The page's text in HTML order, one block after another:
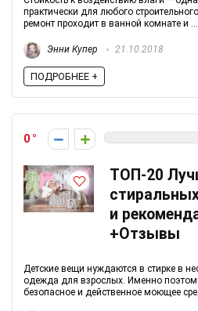
практически для любого
ремонт проходит в ванной комнате и ...
Энни Купер 21.10.2018
ПОДРОБНЕЕ +
0
ТОП-20
и
+Отзывы
Детские вещи нуждаются в стирке в
одежда для взрослых. Именно
безопасное и действенное моющее